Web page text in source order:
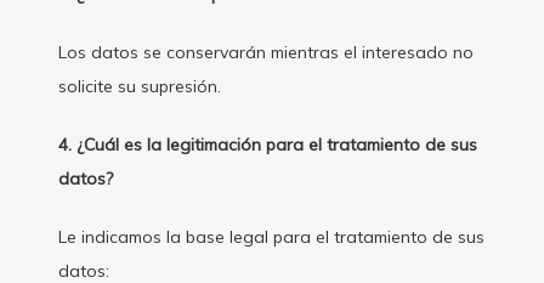
Los datos se conservarán mientras el interesado no
solicite su supresión.
4. ¿Cuál es la legitimación para el tratamiento de sus
datos?
Le indicamos la base legal para el tratamiento de sus
datos: